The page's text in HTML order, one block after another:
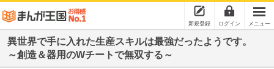
新規登録 ログイン メニュー
異世界で手に入れた生産スキルは最強だったようです。
～創造＆器用のWチートで無双する～